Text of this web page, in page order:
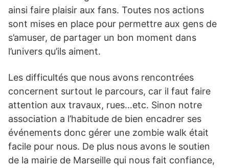
ainsi faire plaisir aux fans. Toutes nos actions
sont mises en place pour permettre aux gens de
s’amuser, de partager un bon moment dans
l’univers qu’ils aiment.
Les difficultés que nous avons rencontrées
concernent surtout le parcours, car il faut faire
attention aux travaux, rues…etc. Sinon notre
association a l’habitude de bien encadrer ses
événements donc gérer une zombie walk était
facile pour nous. De plus nous avons le soutien
de la mairie de Marseille qui nous fait confiance,